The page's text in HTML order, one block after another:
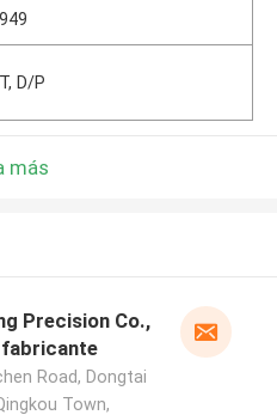
D/P
más
Precision Co.,
Road, Dongtai
Town,